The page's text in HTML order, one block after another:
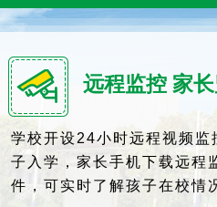
远程监控 家
学校开设24小时远程视频监
子入学，家长手机下载远程
件，可实时了解孩子在校情